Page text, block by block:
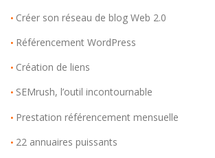
• Créer son réseau de blog Web 2.0
• Référencement WordPress
• Création de liens
• SEMrush, l’outil incontournable
• Prestation référencement mensuelle
• 22 annuaires puissants